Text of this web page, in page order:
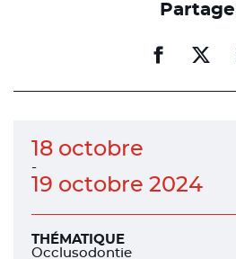
Partager
facebook
18 octobre
-
19 octobre 2024
THÉMATIQUE
Occlusodontie